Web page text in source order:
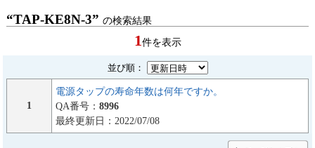
“TAP-KE8N-3”の検索結果
1件を表示
並び順：
1
電源タップの寿命年数は何年ですか。
QA番号： 8996
最終更新日：2022/07/08